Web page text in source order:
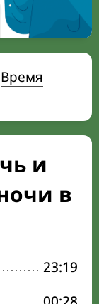
Время
и
в
23:19